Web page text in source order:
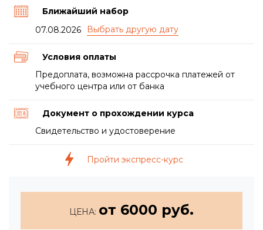
Ближайший набор
07.08.2026
Условия оплаты
Предоплата, возможна рассрочка платежей от
учебного центра или от банка
Документ о прохождении курса
Свидетельство и удостоверение
Пройти экспресс-курс
ЦЕНА: от 6000 руб.